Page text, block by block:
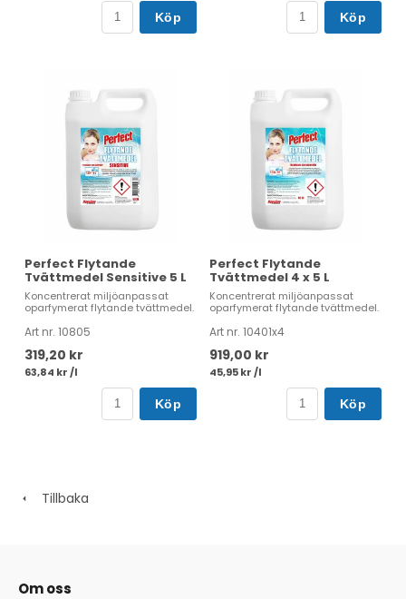
Köp Köp
Perfect Flytande
Tvättmedel Sensitive 5 L
Koncentrerat miljöanpassat
oparfymerat flytande tvättmedel.
Art nr. 10805
319,20 kr
63,84 kr /l
Köp
Perfect Flytande
Tvättmedel 4 x 5 L
Koncentrerat miljöanpassat
oparfymerat flytande tvättmedel.
Art nr. 10401x4
919,00 kr
45,95 kr /l
Köp
Tillbaka
Om oss